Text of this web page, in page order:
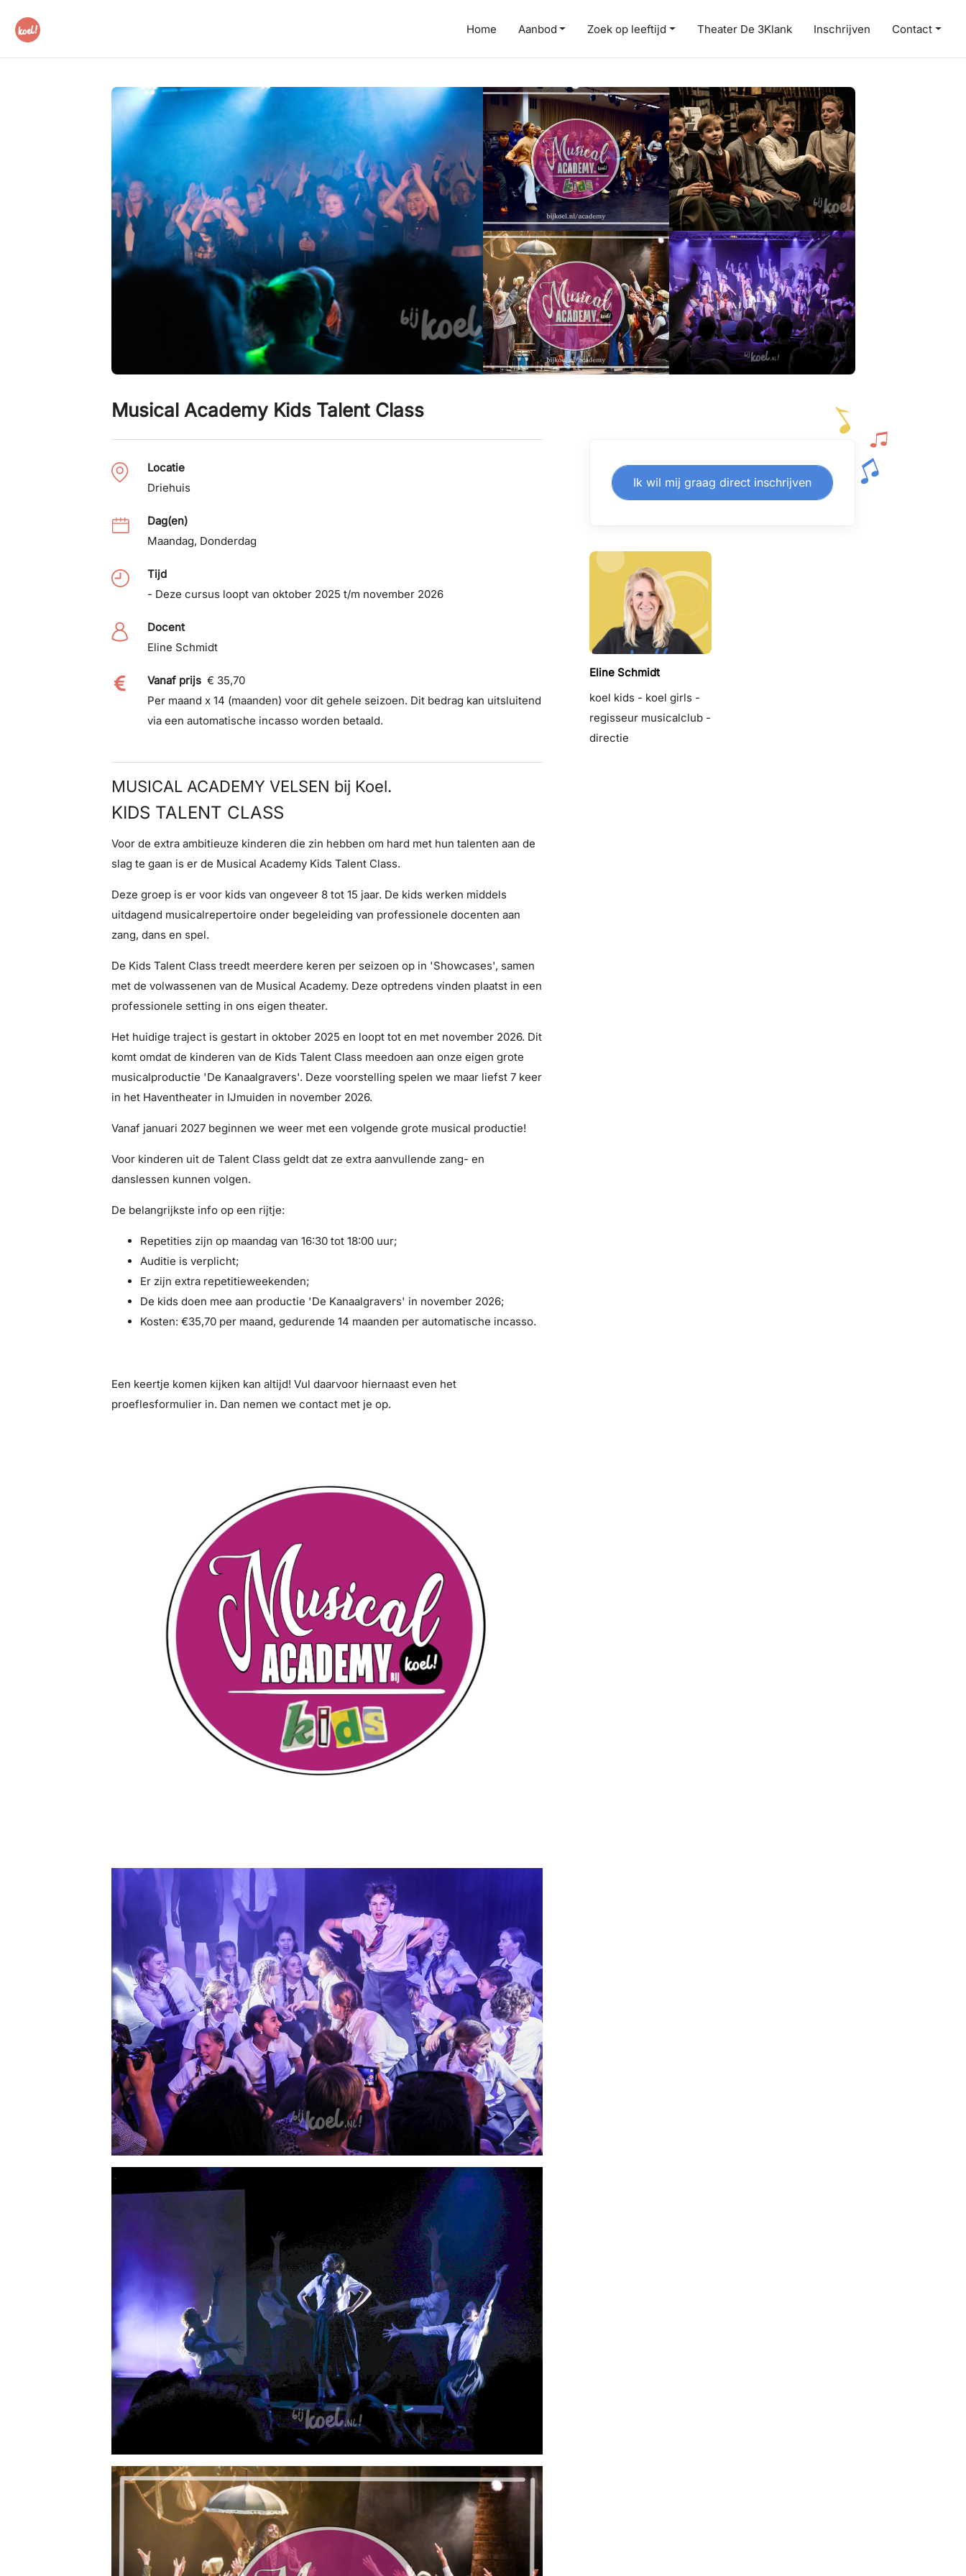
Home Aanbod Zoek op leeftijd Theater De 3Klank Inschrijven Contact
Musical Academy Kids Talent Class
Locatie
Driehuis
Dag(en)
Maandag, Donderdag
Tijd
- Deze cursus loopt van oktober 2025 t/m november 2026
Docent
Eline Schmidt
Vanaf prijs € 35,70
Per maand x 14 (maanden) voor dit gehele seizoen. Dit bedrag kan uitsluitend
via een automatische incasso worden betaald.
MUSICAL ACADEMY VELSEN bij Koel.
KIDS TALENT CLASS
Voor de extra ambitieuze kinderen die zin hebben om hard met hun talenten aan de
slag te gaan is er de Musical Academy Kids Talent Class.
Deze groep is er voor kids van ongeveer 8 tot 15 jaar. De kids werken middels
uitdagend musicalrepertoire onder begeleiding van professionele docenten aan
zang, dans en spel.
De Kids Talent Class treedt meerdere keren per seizoen op in 'Showcases', samen
met de volwassenen van de Musical Academy. Deze optredens vinden plaatst in een
professionele setting in ons eigen theater.
Het huidige traject is gestart in oktober 2025 en loopt tot en met november 2026. Dit
komt omdat de kinderen van de Kids Talent Class meedoen aan onze eigen grote
musicalproductie 'De Kanaalgravers'. Deze voorstelling spelen we maar liefst 7 keer
in het Haventheater in IJmuiden in november 2026.
Vanaf januari 2027 beginnen we weer met een volgende grote musical productie!
Voor kinderen uit de Talent Class geldt dat ze extra aanvullende zang- en
danslessen kunnen volgen.
De belangrijkste info op een rijtje:
Repetities zijn op maandag van 16:30 tot 18:00 uur;
Auditie is verplicht;
Er zijn extra repetitieweekenden;
De kids doen mee aan productie 'De Kanaalgravers' in november 2026;
Kosten: €35,70 per maand, gedurende 14 maanden per automatische incasso.
Een keertje komen kijken kan altijd! Vul daarvoor hiernaast even het
proeflesformulier in. Dan nemen we contact met je op.
Ik wil mij graag direct inschrijven
Eline Schmidt
koel kids - koel girls -
regisseur musicalclub -
directie